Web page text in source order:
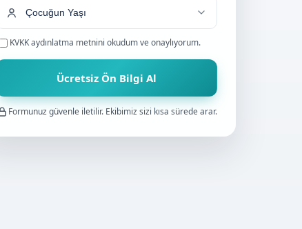
KVKK aydınlatma metnini okudum ve onaylıyorum.
Ücretsiz Ön Bilgi Al
Formunuz güvenle iletilir. Ekibimiz sizi kısa sürede arar.